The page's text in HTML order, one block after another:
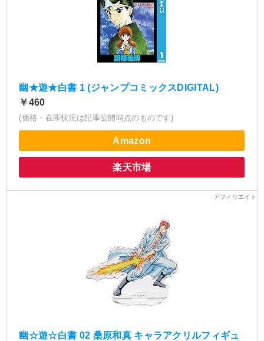
幽★遊★白書 1 (ジャンプコミックスDIGITAL)
￥460
(価格・在庫状況は記事公開時点のものです)
Amazon
楽天市場
幽☆遊☆白書 02 桑原和真 キャラアクリルフィギュ